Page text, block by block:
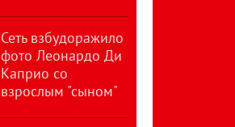
Сеть взбудоражило
фото Леонардо Ди
Каприо со
взрослым "сыном"